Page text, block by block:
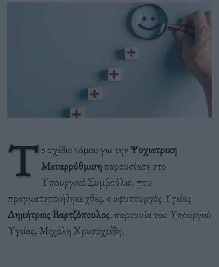
Τ ο σχέδιο νόμου για τηνΨυχιατρική
Μεταρρύθμισηπαρουσίασε στο
Υπουργικό Συμβούλιο, που
πραγματοποιήθηκε χθες, ο υφυπουργός Υγείας
Δημήτριος Βαρτζόπουλος, παρουσία του Υπουργού
Υγείας, Μιχάλη Χρυσοχοΐδη.